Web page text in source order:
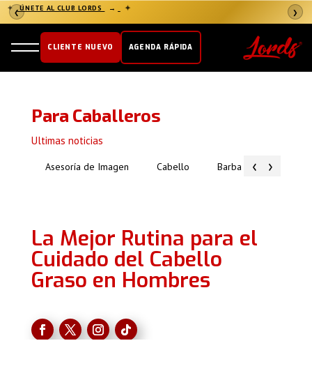
❮ ❯
✦ ÚNETE AL CLUB LORDS → ✦
CLIENTE NUEVO AGENDA RÁPIDA
Para Caballeros
Ultimas noticias
‹
Asesoría de Imagen Cabello Barba Piel
›
La Mejor Rutina para el
Cuidado del Cabello
Graso en Hombres